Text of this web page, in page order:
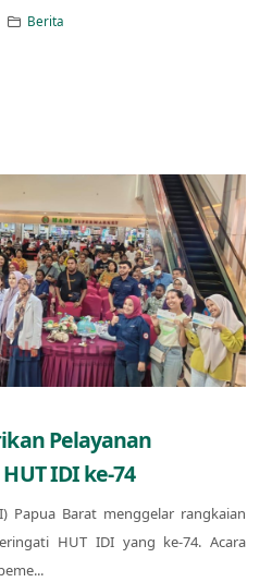
Berita
Pelayanan
IDI ke-74
Papua Barat menggelar rangkaian
HUT IDI yang ke-74. Acara